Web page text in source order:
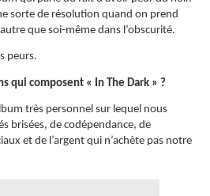
sorte de résolution quand on prend
que soi-même dans l’obscurité.
peurs.
qui composent « In The Dark » ?
très personnel sur lequel nous
brisées, de codépendance, de
et de l’argent qui n’achète pas notre